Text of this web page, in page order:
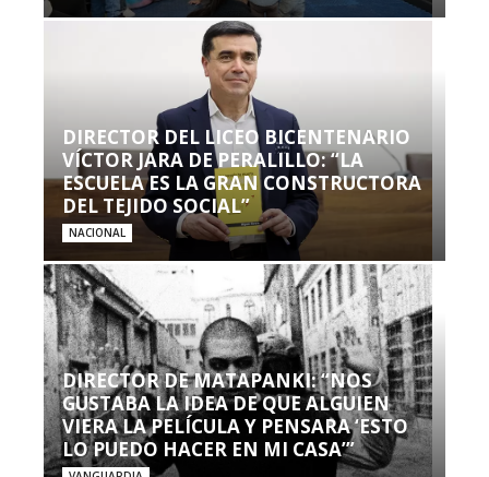
DIRECTOR DEL LICEO BICENTENARIO
VÍCTOR JARA DE PERALILLO: “LA
ESCUELA ES LA GRAN CONSTRUCTORA
DEL TEJIDO SOCIAL”
NACIONAL
DIRECTOR DE MATAPANKI: “NOS
GUSTABA LA IDEA DE QUE ALGUIEN
VIERA LA PELÍCULA Y PENSARA ‘ESTO
LO PUEDO HACER EN MI CASA’”